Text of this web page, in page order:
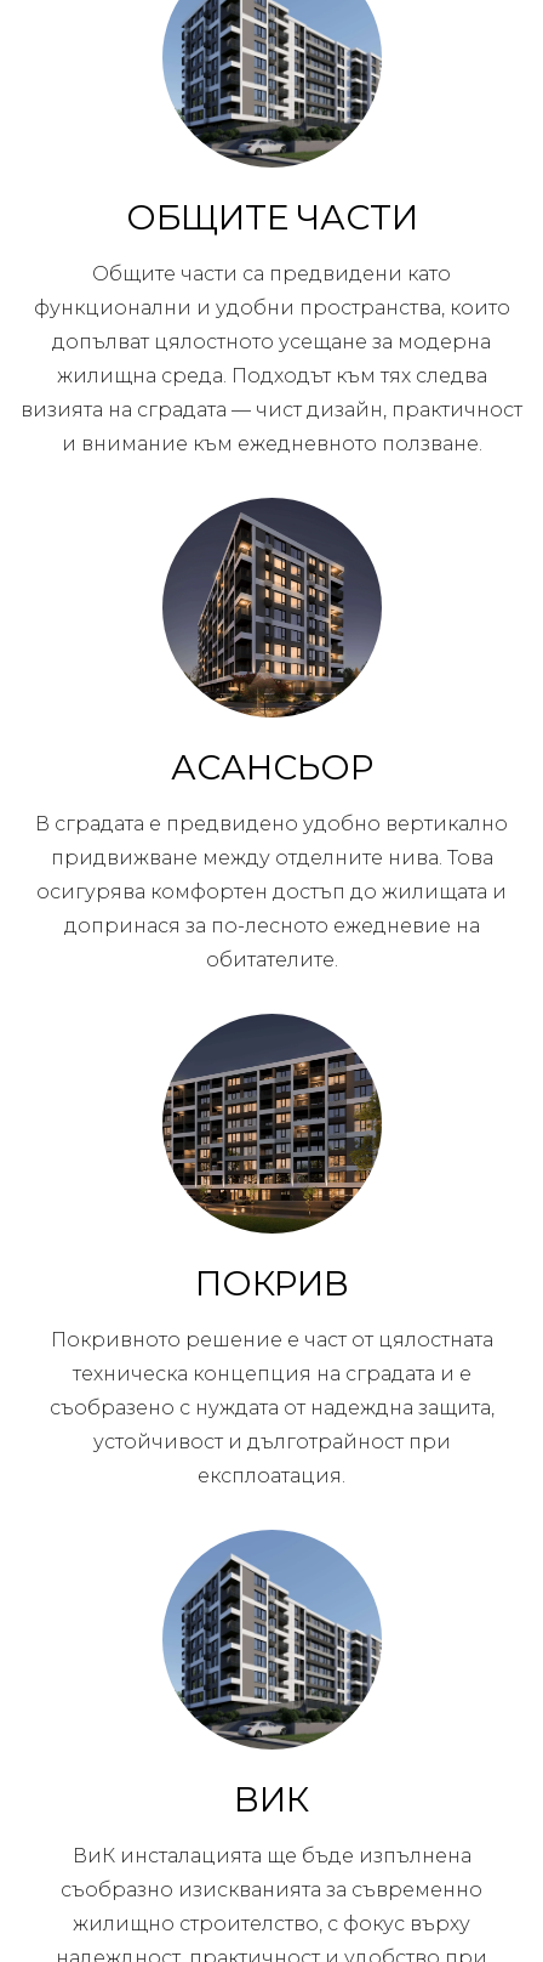
ОБЩИТЕ ЧАСТИ
Общите части са предвидени като
функционални и удобни пространства, които
допълват цялостното усещане за модерна
жилищна среда. Подходът към тях следва
визията на сградата — чист дизайн, практичност
и внимание към ежедневното ползване.
АСАНСЬОР
В сградата е предвидено удобно вертикално
придвижване между отделните нива. Това
осигурява комфортен достъп до жилищата и
допринася за по-лесното ежедневие на
обитателите.
ПОКРИВ
Покривното решение е част от цялостната
техническа концепция на сградата и е
съобразено с нуждата от надеждна защита,
устойчивост и дълготрайност при
експлоатация.
ВИК
ВиК инсталацията ще бъде изпълнена
съобразно изискванията за съвременно
жилищно строителство, с фокус върху